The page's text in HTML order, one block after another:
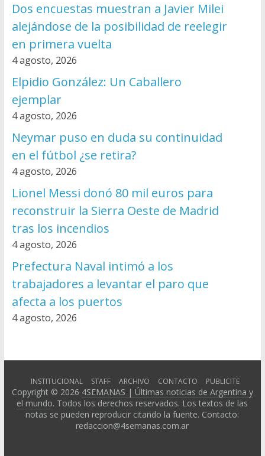
Dos encuestas muestran a Javier Milei
alejándose de la posibilidad de reelegir
en primera vuelta
4 agosto, 2026
Elpidio González: Un Caballero
ejemplar
4 agosto, 2026
Neymar puso en duda su continuidad
en el fútbol ¿se retira?
4 agosto, 2026
Lionel Messi donó 80 mil euros para
reconstruir la Sierra Oeste de Madrid
tras los incendios
4 agosto, 2026
Prefectura Naval intimó a los
trabajadores a levantar el paro que
afecta a los puertos
4 agosto, 2026
INSTITUCIONAL STAFF ARCHIVO CONTACTO PUBLICITE
Copyright © 2026 4SEMANAS | Últimas noticias de Argentina y
el mundo. Todos los derechos reservados. Los textos de las
notas se pueden reproducir citando la fuente. Contacto:
redaccion@4semanas.com.ar